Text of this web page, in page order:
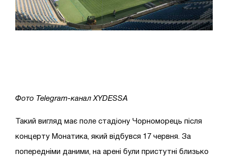
Фото Telegram-канал XYDESSA
Такий вигляд має поле стадіону Чорноморець після
концерту Монатика, який відбувся 17 червня. За
попередніми даними, на арені були пристутні близько